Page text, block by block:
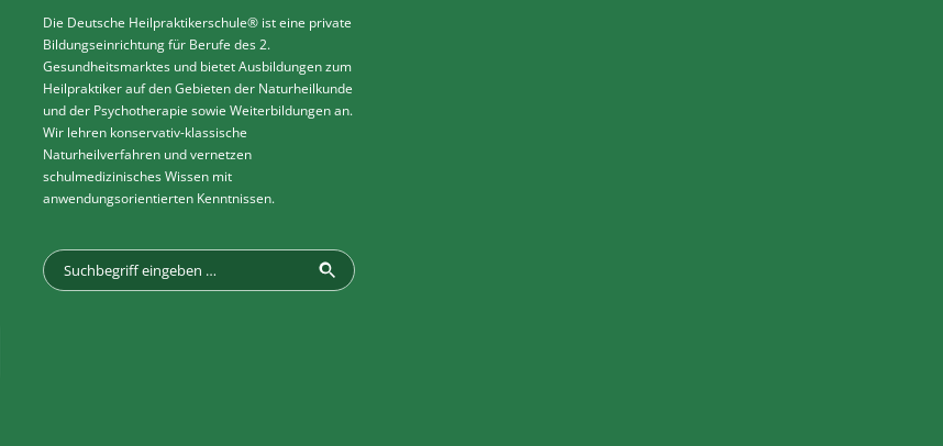
Die Deutsche Heilpraktikerschule® ist eine private
Bildungseinrichtung für Berufe des 2.
Gesundheitsmarktes und bietet Ausbildungen zum
Heilpraktiker auf den Gebieten der Naturheilkunde
und der Psychotherapie sowie Weiterbildungen an.
Wir lehren konservativ-klassische
Naturheilverfahren und vernetzen
schulmedizinisches Wissen mit
anwendungsorientierten Kenntnissen.